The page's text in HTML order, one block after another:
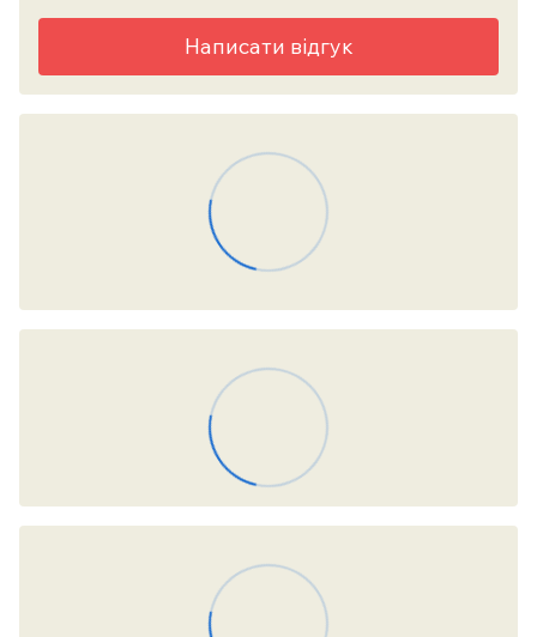
Написати відгук